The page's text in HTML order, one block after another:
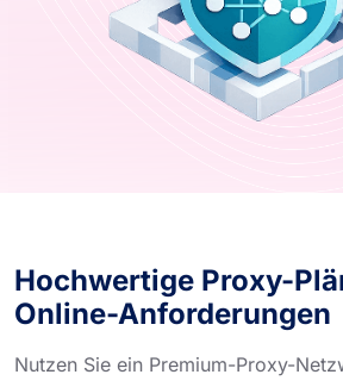
Hochwertige Proxy-
Online-Anforderungen
Nutzen Sie ein Premium-Proxy-